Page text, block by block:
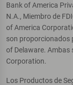
Bank of America
N.A., Miembro de
of America
son proporcionados
of Delaware. Ambas
Corporation.
Los Productos de